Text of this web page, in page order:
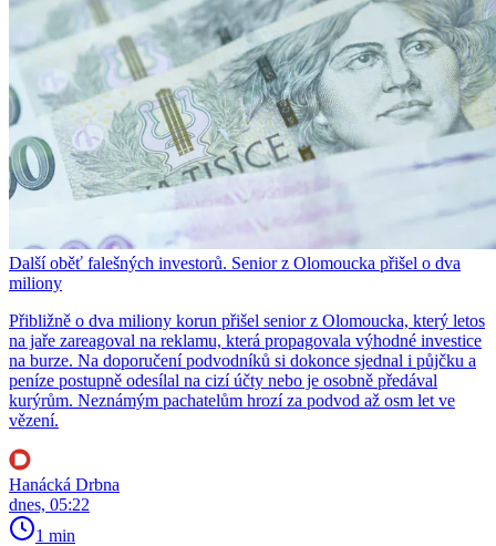
Další oběť falešných investorů. Senior z Olomoucka přišel o dva
miliony
Přibližně o dva miliony korun přišel senior z Olomoucka, který letos
na jaře zareagoval na reklamu, která propagovala výhodné investice
na burze. Na doporučení podvodníků si dokonce sjednal i půjčku a
peníze postupně odesílal na cizí účty nebo je osobně předával
kurýrům. Neznámým pachatelům hrozí za podvod až osm let ve
vězení.
Hanácká Drbna
dnes, 05:22
1 min